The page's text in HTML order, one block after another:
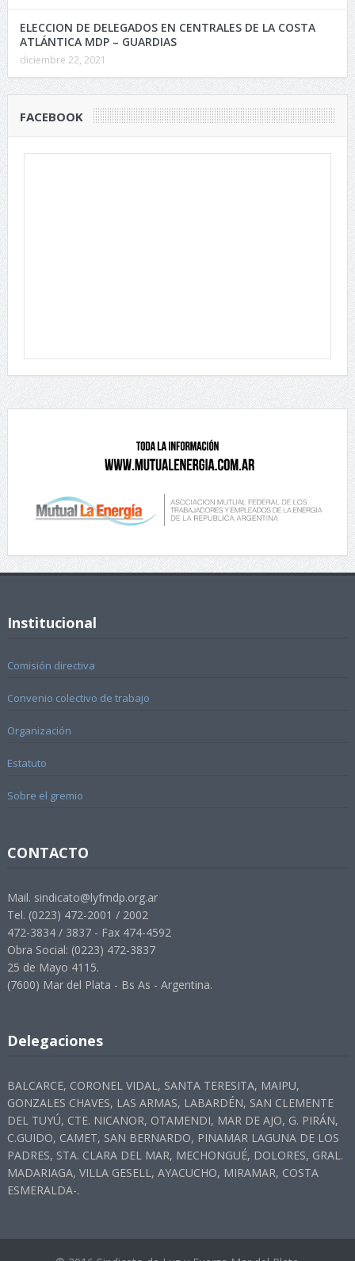
ELECCION DE DELEGADOS EN CENTRALES DE LA COSTA
ATLÁNTICA MDP – GUARDIAS
diciembre 22, 2021
FACEBOOK
Institucional
Comisión directiva
Convenio colectivo de trabajo
Organización
Estatuto
Sobre el gremio
CONTACTO
Mail. sindicato@lyfmdp.org.ar
Tel. (0223) 472-2001 / 2002
472-3834 / 3837 - Fax 474-4592
Obra Social: (0223) 472-3837
25 de Mayo 4115.
(7600) Mar del Plata - Bs As - Argentina.
Delegaciones
BALCARCE, CORONEL VIDAL, SANTA TERESITA, MAIPU,
GONZALES CHAVES, LAS ARMAS, LABARDÉN, SAN CLEMENTE
DEL TUYÚ, CTE. NICANOR, OTAMENDI, MAR DE AJO, G. PIRÁN,
C.GUIDO, CAMET, SAN BERNARDO, PINAMAR LAGUNA DE LOS
PADRES, STA. CLARA DEL MAR, MECHONGUÉ, DOLORES, GRAL.
MADARIAGA, VILLA GESELL, AYACUCHO, MIRAMAR, COSTA
ESMERALDA-.